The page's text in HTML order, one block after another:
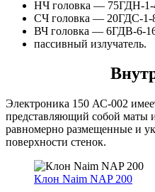
НЧ головка — 75ГДН-1-
СЧ головка — 20ГДС-1-
ВЧ головка — 6ГДВ-6-
пассивный излучатель.
Электроника 150 АС-002
представляющий собой маты
равномерно размещенные и
поверхности стенок.
Клон Naim NAP 200